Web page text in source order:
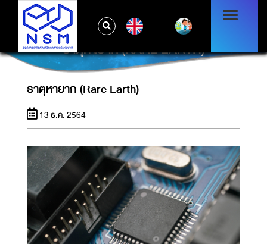
ธาตุหายาก (RARE EARTH)
ธาตุหายาก (Rare Earth)
13 ธ.ค. 2564